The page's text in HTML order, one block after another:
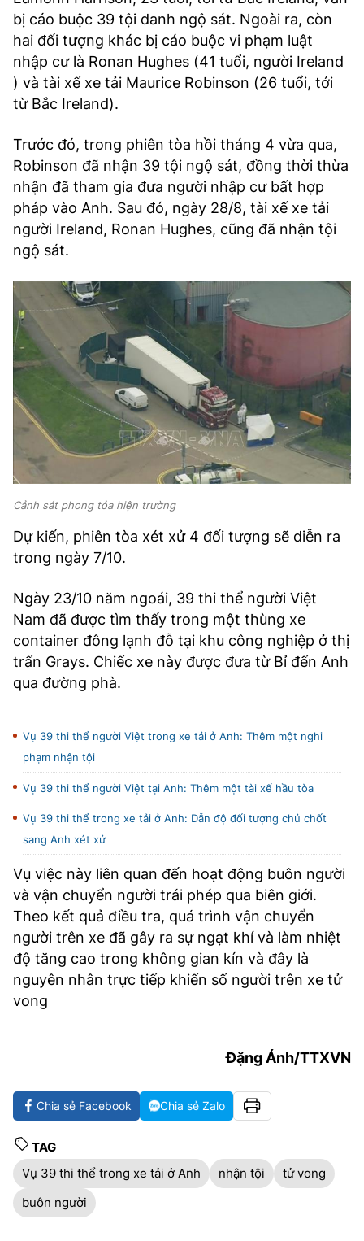
Điện thoại: 024.38254756
MẠNG XÃ HỘI
bị cáo buộc 39 tội danh ngộ sát. Ngoài ra, còn
hai đối tượng khác bị cáo buộc vi phạm luật
nhập cư là Ronan Hughes (41 tuổi, người Ireland
) và tài xế xe tải Maurice Robinson (26 tuổi, tới
từ Bắc Ireland).
Trước đó, trong phiên tòa hồi tháng 4 vừa qua,
Robinson đã nhận 39 tội ngộ sát, đồng thời thừa
nhận đã tham gia đưa người nhập cư bất hợp
pháp vào Anh. Sau đó, ngày 28/8, tài xế xe tải
người Ireland, Ronan Hughes, cũng đã nhận tội
ngộ sát.
Cảnh sát phong tỏa hiện trường
Dự kiến, phiên tòa xét xử 4 đối tượng sẽ diễn ra
trong ngày 7/10.
Ngày 23/10 năm ngoái, 39 thi thể người Việt
Nam đã được tìm thấy trong một thùng xe
container đông lạnh đỗ tại khu công nghiệp ở thị
trấn Grays. Chiếc xe này được đưa từ Bỉ đến Anh
qua đường phà.
Vụ 39 thi thể người Việt trong xe tải ở Anh: Thêm một nghi
phạm nhận tội
Vụ 39 thi thể người Việt tại Anh: Thêm một tài xế hầu tòa
Vụ 39 thi thể trong xe tải ở Anh: Dẫn độ đối tượng chủ chốt
sang Anh xét xử
Vụ việc này liên quan đến hoạt động buôn người
và vận chuyển người trái phép qua biên giới.
Theo kết quả điều tra, quá trình vận chuyển
người trên xe đã gây ra sự ngạt khí và làm nhiệt
độ tăng cao trong không gian kín và đây là
nguyên nhân trực tiếp khiến số người trên xe tử
vong
Đặng Ánh/TTXVN
Chia sẻ Facebook Chia sẻ Zalo
TAG
Vụ 39 thi thể trong xe tải ở Anh
nhận tội
tử vong
buôn người